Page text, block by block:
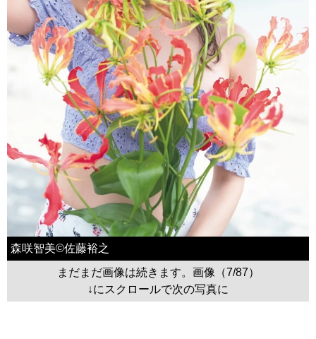
森咲智美©佐藤裕之
まだまだ画像は続きます。画像（7/87）
↓にスクロールで次の写真に